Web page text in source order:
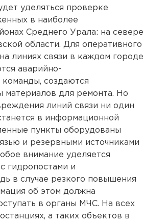
уделяться проверке
в наиболее
Среднего Урала: на севере
области. Для оперативного
линиях связи в каждом городе
аварийно-
команды, создаются
материалов для ремонта. Но
линий связи ни один
в информационной
пункты оборудованы
и резервными источниками
внимание уделяется
гидропостами и
в случае резкого повышения
об этом должна
в органы МЧС. На всех
а таких объектов в